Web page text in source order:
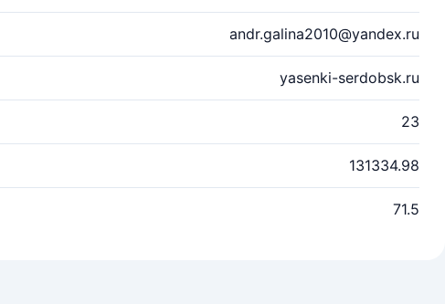
andr.galina2010@yandex.ru
yasenki-serdobsk.ru
23
131334.98
71.5